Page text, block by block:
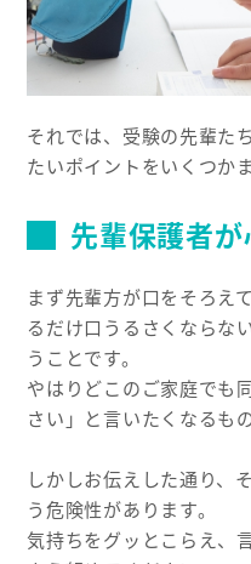
それでは、受験の先輩た
たいポイントをいくつか
先輩保護者
まず先輩方が口をそろえ
るだけ口うるさくならな
うことです。
やはりどこのご家庭でも
さい」と言いたくなるも
しかしお伝えした通り、
う危険性があります。
気持ちをグッとこらえ、